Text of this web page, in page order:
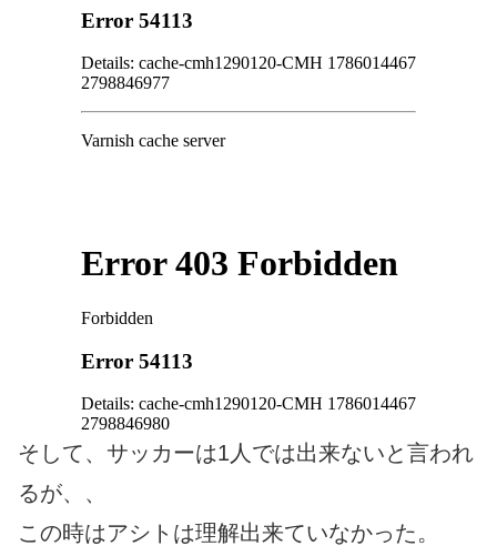
そして、サッカーは1人では出来ないと言われ
るが、、
この時はアシトは理解出来ていなかった。